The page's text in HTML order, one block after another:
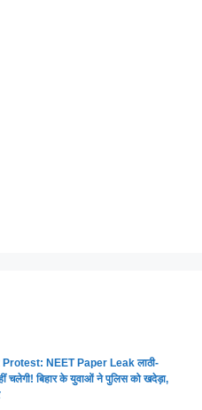
NEET Paper Leak लाठी-
चलेगी! बिहार के युवाओं ने पुलिस को खदेड़ा,